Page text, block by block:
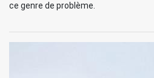
ce genre de problème.